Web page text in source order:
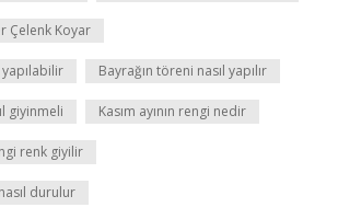
Çelenk Koyar
Bayrağın töreni nasıl yapılır
giyinmeli Kasım ayının rengi nedir
renk giyilir
durulur